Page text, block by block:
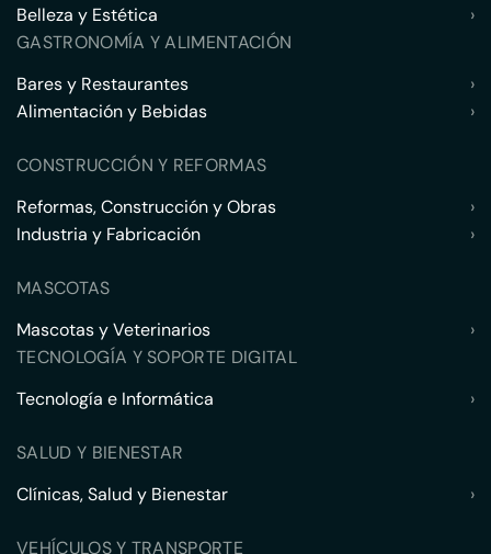
Belleza y Estética
›
GASTRONOMÍA Y ALIMENTACIÓN
Bares y Restaurantes
›
Alimentación y Bebidas
›
CONSTRUCCIÓN Y REFORMAS
Reformas, Construcción y Obras
›
Industria y Fabricación
›
MASCOTAS
Mascotas y Veterinarios
›
TECNOLOGÍA Y SOPORTE DIGITAL
Tecnología e Informática
›
SALUD Y BIENESTAR
Clínicas, Salud y Bienestar
›
VEHÍCULOS Y TRANSPORTE